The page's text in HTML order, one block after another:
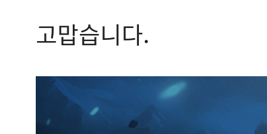
고맙습니다.